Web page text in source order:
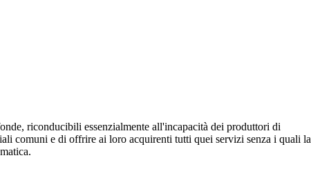
riconducibili essenzialmente all'incapacità dei produttori di
comuni e di offrire ai loro acquirenti tutti quei servizi senza i quali la